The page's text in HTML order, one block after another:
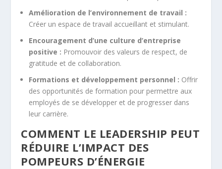
Amélioration de l’environnement de travail :
Créer un espace de travail accueillant et stimulant.
Encouragement d’une culture d’entreprise
positive : Promouvoir des valeurs de respect, de
gratitude et de collaboration.
Formations et développement personnel : Offrir
des opportunités de formation pour permettre aux
employés de se développer et de progresser dans
leur carrière.
COMMENT LE LEADERSHIP PEUT
RÉDUIRE L’IMPACT DES
POMPEURS D’ÉNERGIE